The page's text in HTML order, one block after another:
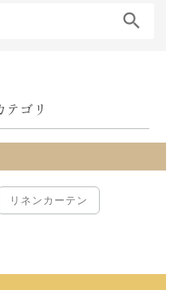
テゴリ
リネンカーテン